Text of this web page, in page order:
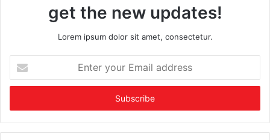
get the new updates!
Lorem ipsum dolor sit amet, consectetur.
your
Email